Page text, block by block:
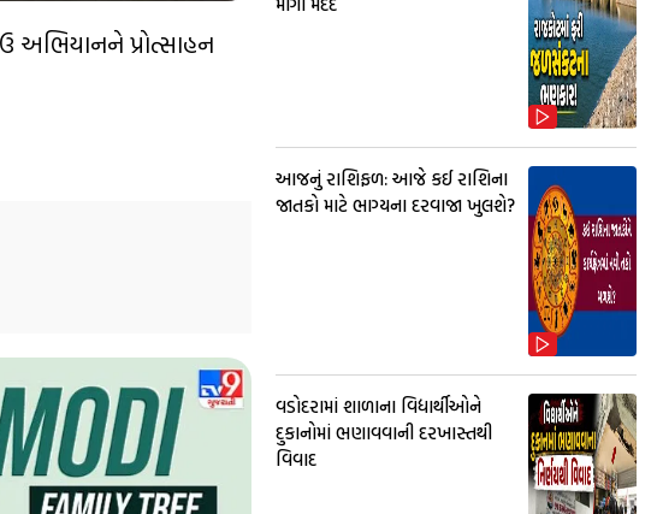
અભિયાનને પ્રોત્સાહન
આજનું રાશિફળ: આજે કઈ રાશિના
જાતકો માટે ભાગ્યના દરવાજા ખુલશે?
વડોદરામાં શાળાના વિદ્યાર્થીઓને
દુકાનોમાં ભણાવવાની દરખાસ્તથી
વિવાદ